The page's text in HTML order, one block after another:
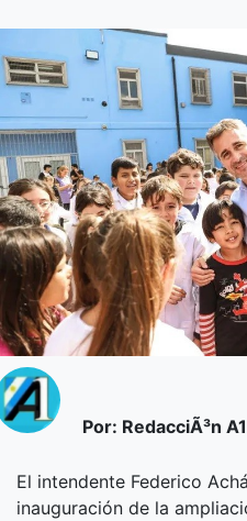
Por: RedacciÃ³n
El intendente Federico
inauguración de la